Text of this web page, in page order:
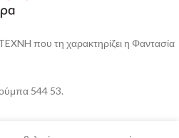
που τη χαρακτηρίζει η Φαντασία
544 53.